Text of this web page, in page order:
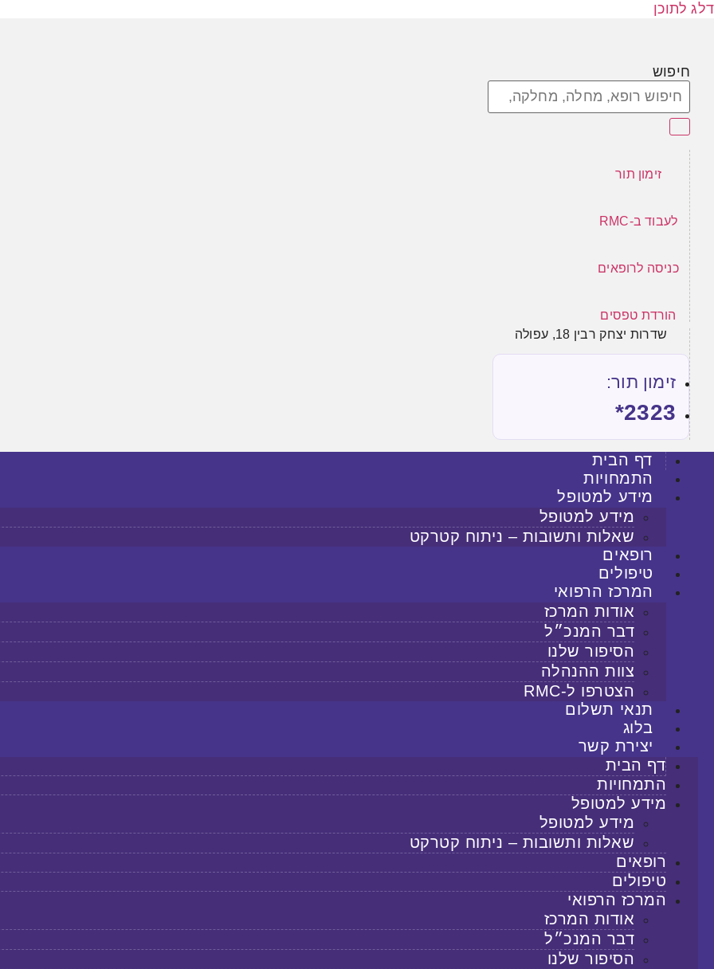
דלג לתוכן
חיפוש
זימון תור
לעבוד ב-RMC
כניסה לרופאים
הורדת טפסים
שדרות יצחק רבין 18, עפולה
זימון תור:
2323*
דף הבית
התמחויות
מידע למטופל
מידע למטופל
שאלות ותשובות – ניתוח קטרקט
רופאים
טיפולים
המרכז הרפואי
אודות המרכז
דבר המנכ״ל
הסיפור שלנו
צוות ההנהלה
הצטרפו ל-RMC
תנאי תשלום
בלוג
יצירת קשר
דף הבית
התמחויות
מידע למטופל
מידע למטופל
שאלות ותשובות – ניתוח קטרקט
רופאים
טיפולים
המרכז הרפואי
אודות המרכז
דבר המנכ״ל
הסיפור שלנו